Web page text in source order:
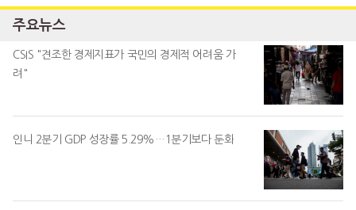
주요뉴스
CSIS "견조한 경제지표가 국민의 경제적 어려움 가
려"
인니 2분기 GDP 성장률 5.29%…1분기보다 둔화